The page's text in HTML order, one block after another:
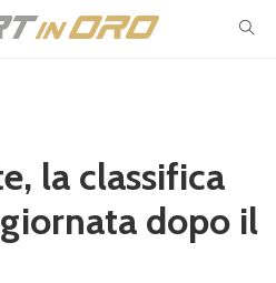
la classifica
dopo il